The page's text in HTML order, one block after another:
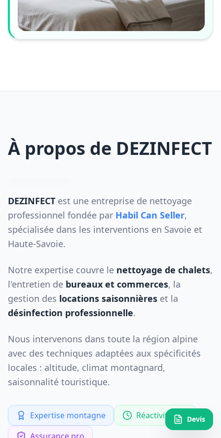
À propos de DEZINFECT
DEZINFECT est une entreprise de nettoyage
professionnel fondée par Habil Can Seller,
spécialisée dans les interventions en Savoie et
Haute-Savoie.
Notre expertise couvre le nettoyage de chalets,
l'entretien de bureaux et commerces, la
gestion des locations saisonnières et la
désinfection professionnelle.
Nous intervenons dans toute la région alpine
avec des techniques adaptées aux spécificités
locales : altitude, climat montagnard,
saisonnalité touristique.
Expertise montagne
Réactivité 24hDevis